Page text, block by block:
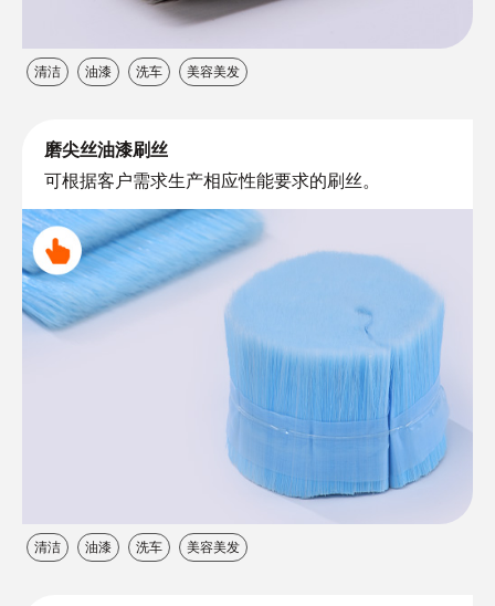
清洁 油漆 洗车 美容美发
磨尖丝油漆刷丝
可根据客户需求生产相应性能要求的刷丝。
清洁 油漆 洗车 美容美发